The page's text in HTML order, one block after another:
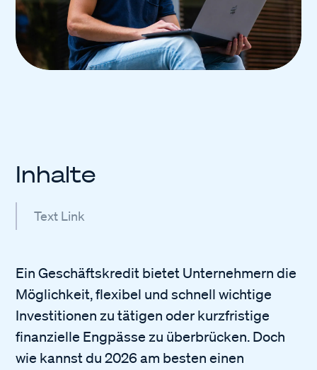
Ein Geschäftskredit bietet Unternehmern die
Möglichkeit, flexibel und schnell wichtige
Investitionen zu tätigen oder kurzfristige
finanzielle Engpässe zu überbrücken. Doch
wie kannst du 2026 am besten einen
Inhalte
Text Link